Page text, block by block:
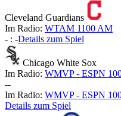
Cleveland Guardians
Im Radio: WTAM 1100 AM
- : -Details zum Spiel
Chicago White Sox
Im Radio: WMVP - ESPN
--
Im Radio: WMVP - ESPN
Details zum Spiel